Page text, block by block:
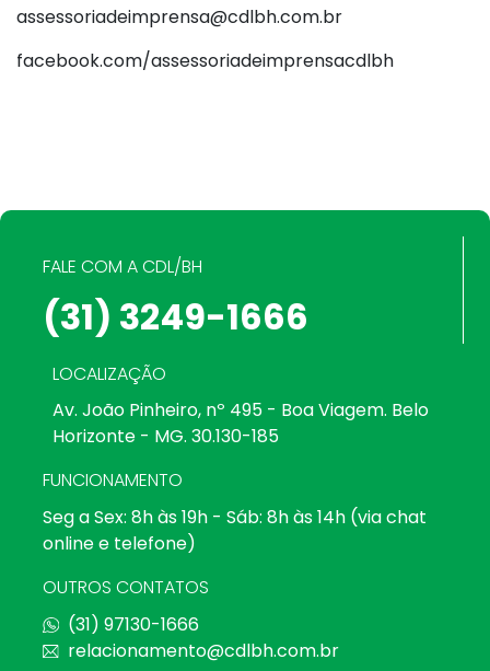
assessoriadeimprensa@cdlbh.com.br
facebook.com/assessoriadeimprensacdlbh
FALE COM A CDL/BH
(31) 3249-1666
LOCALIZAÇÃO
Av. João Pinheiro, nº 495 - Boa Viagem. Belo
Horizonte - MG. 30.130-185
FUNCIONAMENTO
Seg a Sex: 8h às 19h - Sáb: 8h às 14h (via chat
online e telefone)
OUTROS CONTATOS
(31) 97130-1666
relacionamento@cdlbh.com.br